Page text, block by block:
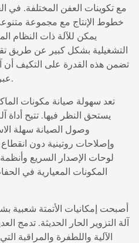
مع تكوينات العفن المختلفة. في
خطوط الإنتاج مع مجموعة
يمكن للآلة ذات النظام
التشغيلية بشكل كبير عن طريق
تضمن هذه القدرة على التكيف أن
عبر مجموعة أوسع من التطبيقات.
تعد سهولة صيانة مكونات
يستحق النظر فيها. تتيح أداة
وصول الصيانة سهلة
وإصلاحات روتينية دون
لوحات الإصدار السريع
المكونات المعيارية في
أصبحت إمكانيات الأتمتة شعبية
آلة التزوير الحار الحديثة. تدمج
الآلية واللطفرة والمراقبة